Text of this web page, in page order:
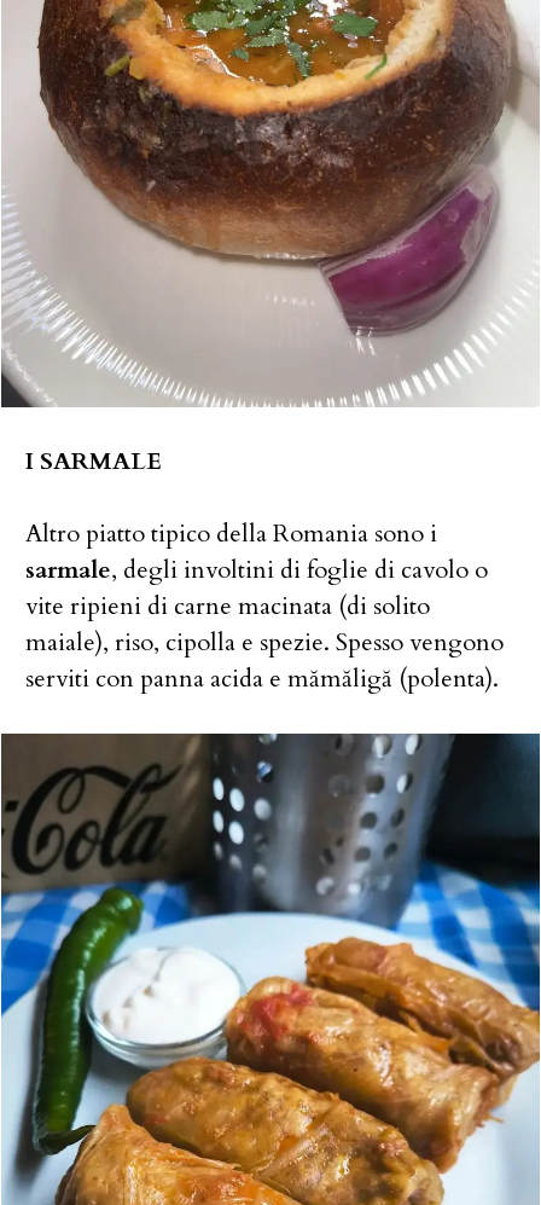
I SARMALE
Altro piatto tipico della Romania sono i
sarmale, degli involtini di foglie di cavolo o
vite ripieni di carne macinata (di solito
maiale), riso, cipolla e spezie. Spesso vengono
serviti con panna acida e mămăligă (polenta).